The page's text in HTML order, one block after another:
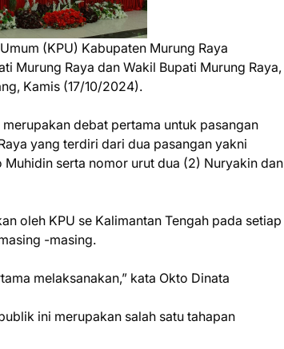
(KPU) Kabupaten Murung Raya
Murung Raya dan Wakil Bupati Murung Raya,
Kamis (17/10/2024).
debat pertama untuk pasangan
yang terdiri dari dua pasangan yakni
Muhidin serta nomor urut dua (2) Nuryakin dan
oleh KPU se Kalimantan Tengah pada setiap
-masing.
melaksanakan,” kata Okto Dinata
ini merupakan salah satu tahapan